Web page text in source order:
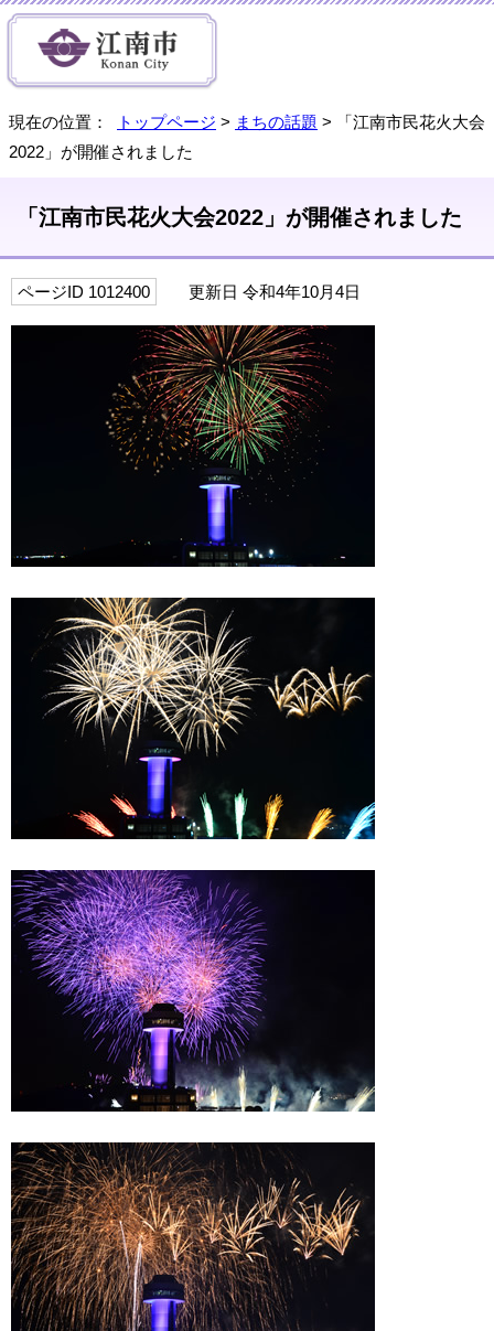
現在の位置： トップページ > まちの話題 > 「江南市民花火大会
2022」が開催されました
「江南市民花火大会2022」が開催されました
ページID 1012400 更新日 令和4年10月4日